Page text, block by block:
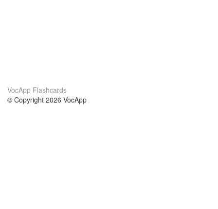
VocApp Flashcards
© Copyright 2026 VocApp